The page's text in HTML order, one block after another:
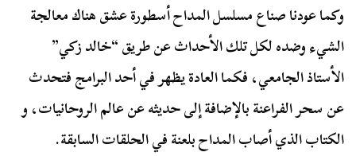
وكما عودنا صناع مسلسل المداح أسطورة عشق هناك معالجة
الشيء وضده لكل تلك الأحداث عن طريق “خالد زكي”
الأستاذ الجامعي، فكما العادة يظهر في أحد البرامج فتحدث
عن سحر الفراعنة بالإضافة إلى حديثه عن عالم الروحانيات، و
الكتاب الذي أصاب المداح بلعنة في الحلقات السابقة.